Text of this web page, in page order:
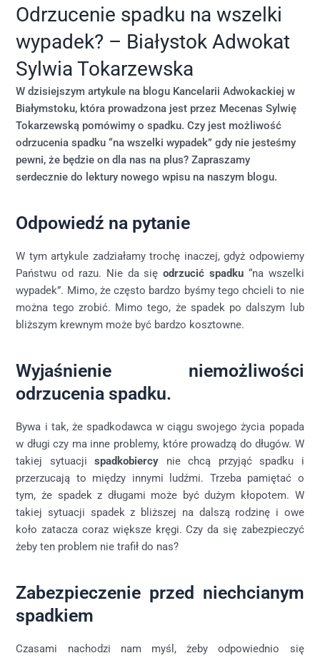
Odrzucenie spadku na wszelki
wypadek? – Białystok Adwokat
Sylwia Tokarzewska
W dzisiejszym artykule na blogu Kancelarii Adwokackiej w
Białymstoku, która prowadzona jest przez Mecenas Sylwię
Tokarzewską pomówimy o spadku. Czy jest możliwość
odrzucenia spadku “na wszelki wypadek” gdy nie jesteśmy
pewni, że będzie on dla nas na plus? Zapraszamy
serdecznie do lektury nowego wpisu na naszym blogu.
Odpowiedź na pytanie
W tym artykule zadziałamy trochę inaczej, gdyż odpowiemy
Państwu od razu. Nie da sięodrzucić spadku “na wszelki
wypadek”. Mimo, że często bardzo byśmy tego chcieli to nie
można tego zrobić. Mimo tego, że spadek po dalszym lub
bliższym krewnym może być bardzo kosztowne.
Wyjaśnienie niemożliwości
odrzucenia spadku.
Bywa i tak, że spadkodawca w ciągu swojego życia popada
w długi czy ma inne problemy, które prowadzą do długów. W
takiej sytuacjispadkobiercy nie chcą przyjąć spadku i
przerzucają to między innymi ludźmi. Trzeba pamiętać o
tym, że spadek z długami może być dużym kłopotem. W
takiej sytuacji spadek z bliższej na dalszą rodzinę i owe
koło zatacza coraz większe kręgi. Czy da się zabezpieczyć
żeby ten problem nie trafił do nas?
Zabezpieczenie przed niechcianym
spadkiem
Czasami nachodzi nam myśl, żeby odpowiednio się